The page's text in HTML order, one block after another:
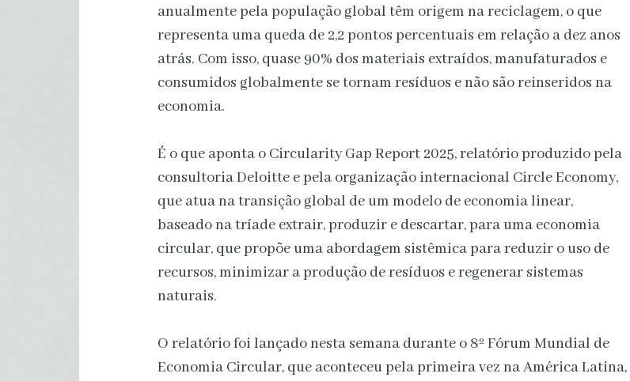
anualmente pela população global têm origem na reciclagem, o que
representa uma queda de 2,2 pontos percentuais em relação a dez anos
atrás. Com isso, quase 90% dos materiais extraídos, manufaturados e
consumidos globalmente se tornam resíduos e não são reinseridos na
economia.
É o que aponta o Circularity Gap Report 2025, relatório produzido pela
consultoria Deloitte e pela organização internacional Circle Economy,
que atua na transição global de um modelo de economia linear,
baseado na tríade extrair, produzir e descartar, para uma economia
circular, que propõe uma abordagem sistêmica para reduzir o uso de
recursos, minimizar a produção de resíduos e regenerar sistemas
naturais.
O relatório foi lançado nesta semana durante o 8º Fórum Mundial de
Economia Circular, que aconteceu pela primeira vez na América Latina,